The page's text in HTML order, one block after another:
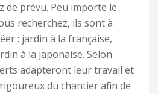
de prévu. Peu importe le
recherchez, ils sont à
: jardin à la française,
à la japonaise. Selon
adapteront leur travail et
du chantier afin de